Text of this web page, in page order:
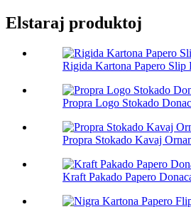
Elstaraj produktoj
Rigida Kartona Papero Slip
Propra Logo Stokado
Propra Stokado Kavaj
Kraft Pakado Papero